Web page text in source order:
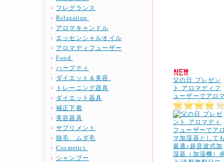
父の日 プレゼン
ト アロマディフ
ューザーでアロ
フレグランス
Relaxation
アロマキャンドル
エッセンシャルオイル
アロマディフューザー
Food
ハーブティ
ダイエット＆美容
トレーニング器具
ダイエット器具
補正下着
美容器具
サプリメント
脱毛 ムダ毛
Cosmetics
シャンプー